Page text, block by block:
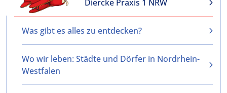
Diercke Praxis 1 NRW
Was gibt es alles zu entdecken?
Wo wir leben: Städte und Dörfer in Nordrhein-
Westfalen